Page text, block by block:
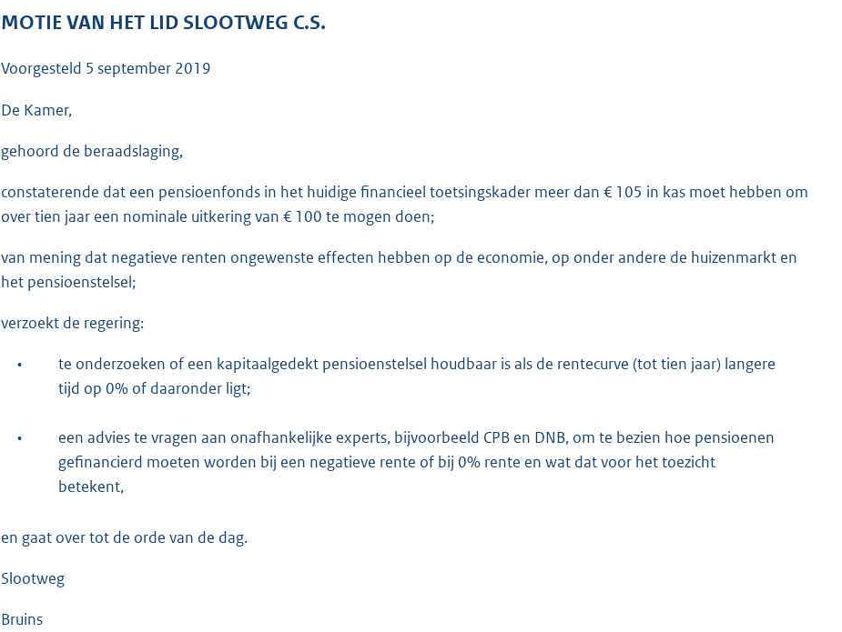
r
7
b
MOTIE VAN HET LID SLOOTWEG C.S.
Voorgesteld 5 september 2019
De Kamer,
gehoord de beraadslaging,
constaterende dat een pensioenfonds in het huidige financieel toetsingskader meer dan € 105 in kas moet hebben om
over tien jaar een nominale uitkering van € 100 te mogen doen;
van mening dat negatieve renten ongewenste effecten hebben op de economie, op onder andere de huizenmarkt en
het pensioenstelsel;
verzoekt de regering:
•
te onderzoeken of een kapitaalgedekt pensioenstelsel houdbaar is als de rentecurve (tot tien jaar) langere
tijd op 0% of daaronder ligt;
•
een advies te vragen aan onafhankelijke experts, bijvoorbeeld CPB en DNB, om te bezien hoe pensioenen
gefinancierd moeten worden bij een negatieve rente of bij 0% rente en wat dat voor het toezicht
betekent,
en gaat over tot de orde van de dag.
Slootweg
Bruins